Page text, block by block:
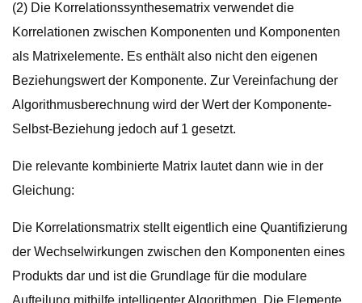
(2) Die Korrelationssynthesematrix verwendet die
Korrelationen zwischen Komponenten und Komponenten
als Matrixelemente. Es enthält also nicht den eigenen
Beziehungswert der Komponente. Zur Vereinfachung der
Algorithmusberechnung wird der Wert der Komponente-
Selbst-Beziehung jedoch auf 1 gesetzt.
Die relevante kombinierte Matrix lautet dann wie in der
Gleichung:
Die Korrelationsmatrix stellt eigentlich eine Quantifizierung
der Wechselwirkungen zwischen den Komponenten eines
Produkts dar und ist die Grundlage für die modulare
Aufteilung mithilfe intelligenter Algorithmen. Die Elemente